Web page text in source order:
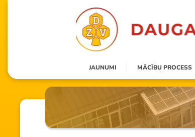
JAUNUMI MĀCĪBU PROCESS